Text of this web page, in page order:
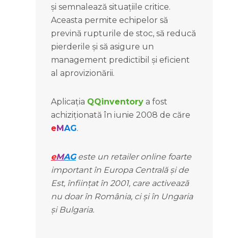
și semnalează situațiile critice.
Aceasta permite echipelor să
prevină rupturile de stoc, să reducă
pierderile și să asigure un
management predictibil și eficient
al aprovizionării.
Aplicația QQinventory a fost
achiziționată în iunie 2008 de căre
eMAG.
eMAGeste un retailer online foarte
important în Europa Centrală și de
Est, înființat în 2001, care activează
nu doar în România, ci și în Ungaria
și Bulgaria.